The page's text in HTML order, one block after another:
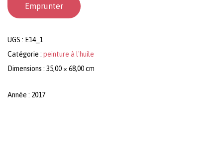
Emprunter
UGS : E14_1
Catégorie : peinture à l'huile
Dimensions : 35,00 × 68,00 cm
Année : 2017